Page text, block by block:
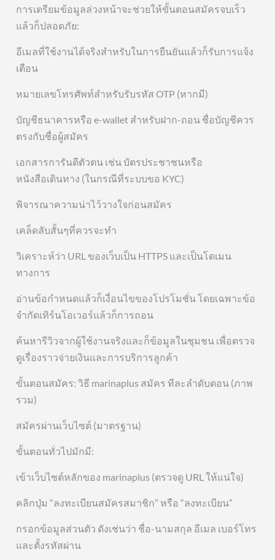
การเตรียมข้อมูลล่วงหน้าจะช่วยให้ขั้นตอนสมัครจบเร็ว
แล้วก็ปลอดภัย:
อีเมลที่ใช้งานได้จริงสำหรับในการยืนยันแล้วก็รับการแจ้ง
เตือน
หมายเลขโทรศัพท์สำหรับรับรหัส OTP (หากมี)
บัญชีธนาคารหรือ e-wallet สำหรับฝาก-ถอน ชื่อบัญชีควร
ตรงกับชื่อผู้สมัคร
เอกสารการันตีตัวตน เช่น บัตรประชาชนหรือ
หนังสือเดินทาง (ในกรณีที่ระบบขอ KYC)
พิจารณาความน่าไว้วางใจก่อนสมัคร
เคล็ดลับสั้นๆที่ควรจะทำ
วิเคราะห์ว่า URL ของเว็บเป็น HTTPS และเป็นโดเมน
ทางการ
อ่านข้อกำหนดแล้วก็เงื่อนไขของโปรโมชั่น โดยเฉพาะข้อ
จำกัดเทิร์นโอเวอร์แล้วก็การถอน
ค้นหารีวิวจากผู้ใช้งานจริงและก็ข้อมูลในชุมชน เพื่อตรวจ
ดูเรื่องราวจ่ายเงินและการบริการลูกค้า
ขั้นตอนสมัคร: วิธี marinaplus สมัคร ทีละลำดับตอน (ภาพ
รวม)
สมัครผ่านเว็บไซต์ (มาตรฐาน)
ขั้นตอนทั่วไปมักมี:
เข้าเว็บไซต์หลักของ marinaplus (ตรวจดู URL ให้แน่ใจ)
คลิกปุ่ม “ลงทะเบียนสมัครสมาชิก” หรือ “ลงทะเบียน”
กรอกข้อมูลส่วนตัว ดังเช่นว่า ชื่อ-นามสกุล อีเมล เบอร์โทร
และตั้งรหัสผ่าน